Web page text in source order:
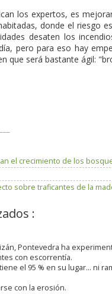
los expertos, es
donde el riesgo
desaten los
pero para eso hay
que será bastante ágil:
el crecimiento de los
sobre traficantes de la
:
Pontevedra ha
con escorrentía.
el 95 % en su lugar... ni
con la erosión.